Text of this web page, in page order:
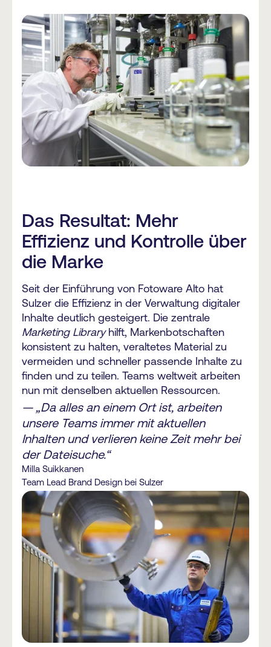
Das Resultat: Mehr
Effizienz und Kontrolle über
die Marke
Seit der Einführung von Fotoware Alto hat
Sulzer die Effizienz in der Verwaltung digitaler
Inhalte deutlich gesteigert. Die zentrale
Marketing Libraryhilft, Markenbotschaften
konsistent zu halten, veraltetes Material zu
vermeiden und schneller passende Inhalte zu
finden und zu teilen. Teams weltweit arbeiten
nun mit denselben aktuellen Ressourcen.
— „Da alles an einem Ort ist, arbeiten
unsere Teams immer mit aktuellen
Inhalten und verlieren keine Zeit mehr bei
der Dateisuche.“
Milla Suikkanen
Team Lead Brand Design bei Sulzer